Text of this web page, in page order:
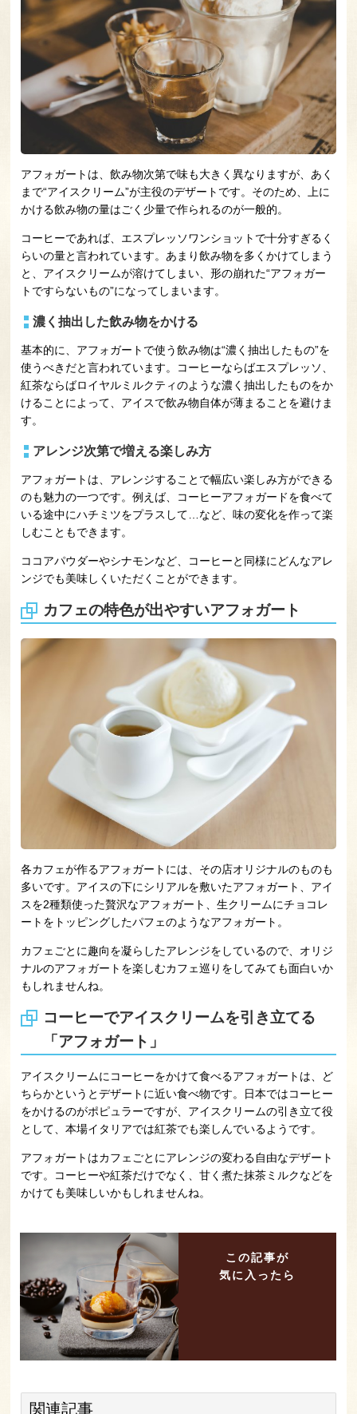
アフォガートは、飲み物次第で味も大きく異なりますが、あく
まで“アイスクリーム”が主役のデザートです。そのため、上に
かける飲み物の量はごく少量で作られるのが一般的。
コーヒーであれば、エスプレッソワンショットで十分すぎるく
らいの量と言われています。あまり飲み物を多くかけてしまう
と、アイスクリームが溶けてしまい、形の崩れた“アフォガー
トですらないもの”になってしまいます。
濃く抽出した飲み物をかける
基本的に、アフォガートで使う飲み物は“濃く抽出したもの”を
使うべきだと言われています。コーヒーならばエスプレッソ、
紅茶ならばロイヤルミルクティのような濃く抽出したものをか
けることによって、アイスで飲み物自体が薄まることを避けま
す。
アレンジ次第で増える楽しみ方
アフォガートは、アレンジすることで幅広い楽しみ方ができる
のも魅力の一つです。例えば、コーヒーアフォガードを食べて
いる途中にハチミツをプラスして…など、味の変化を作って楽
しむこともできます。
ココアパウダーやシナモンなど、コーヒーと同様にどんなアレ
ンジでも美味しくいただくことができます。
カフェの特色が出やすいアフォガート
各カフェが作るアフォガートには、その店オリジナルのものも
多いです。アイスの下にシリアルを敷いたアフォガート、アイ
スを2種類使った贅沢なアフォガート、生クリームにチョコレ
ートをトッピングしたパフェのようなアフォガート。
カフェごとに趣向を凝らしたアレンジをしているので、オリジ
ナルのアフォガートを楽しむカフェ巡りをしてみても面白いか
もしれませんね。
コーヒーでアイスクリームを引き立てる
「アフォガート」
アイスクリームにコーヒーをかけて食べるアフォガートは、ど
ちらかというとデザートに近い食べ物です。日本ではコーヒー
をかけるのがポピュラーですが、アイスクリームの引き立て役
として、本場イタリアでは紅茶でも楽しんでいるようです。
アフォガートはカフェごとにアレンジの変わる自由なデザート
です。コーヒーや紅茶だけでなく、甘く煮た抹茶ミルクなどを
かけても美味しいかもしれませんね。
この記事が
気に入ったら
関連記事